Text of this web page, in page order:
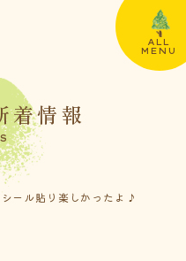
ALL
MENU
着情報
ール貼り楽しかったよ♪